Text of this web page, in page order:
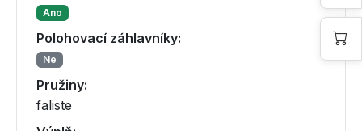
Ano
Polohovací záhlavníky:
Ne
Pružiny:
faliste